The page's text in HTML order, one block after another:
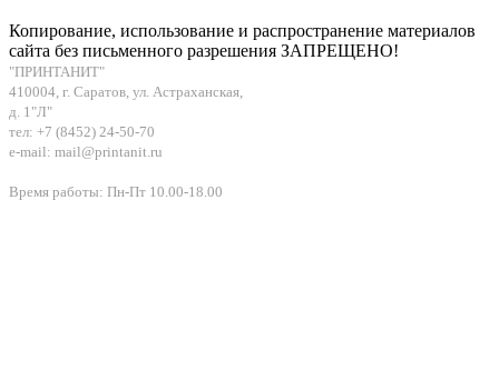
Копирование, использование и распространение материалов
сайта без письменного разрешения ЗАПРЕЩЕНО!
"ПРИНТАНИТ"
410004, г. Саратов, ул. Астраханская,
д. 1"Л"
тел: +7 (8452) 24-50-70
e-mail: mail@printanit.ru
Время работы: Пн-Пт 10.00-18.00